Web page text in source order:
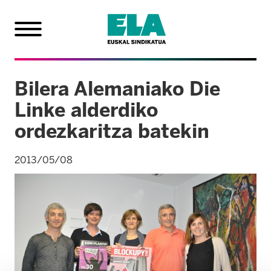
Bilera Alemaniako Die
Linke alderdiko
ordezkaritza batekin
2013/05/08